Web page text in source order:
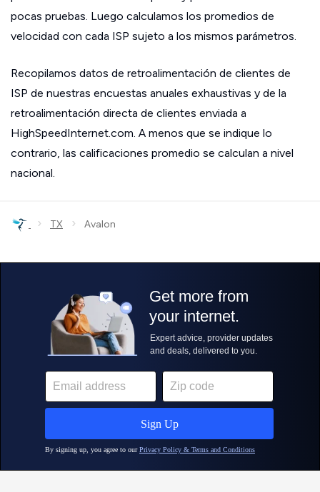
pocas pruebas. Luego calculamos los promedios de
velocidad con cada ISP sujeto a los mismos parámetros.
Recopilamos datos de retroalimentación de clientes de
ISP de nuestras encuestas anuales exhaustivas y de la
retroalimentación directa de clientes enviada a
HighSpeedInternet.com. A menos que se indique lo
contrario, las calificaciones promedio se calculan a nivel
nacional.
› TX › Avalon